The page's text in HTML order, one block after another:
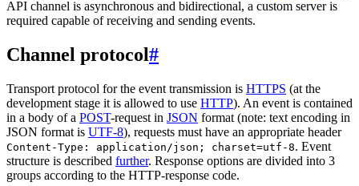
API channel is asynchronous and bidirectional, a custom server is
required capable of receiving and sending events.
Channel protocol#
Transport protocol for the event transmission is HTTPS (at the
development stage it is allowed to use HTTP). An event is contained
in a body of a POST-request in JSON format (note: text encoding in
JSON format is UTF-8), requests must have an appropriate header
Content-Type: application/json; charset=utf-8. Event
structure is described further. Response options are divided into 3
groups according to the HTTP-response code.